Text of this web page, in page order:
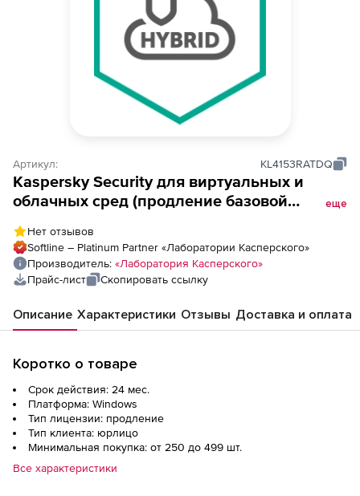
Артикул: KL4153RATDQ
Kaspersky Security для виртуальных и
облачных сред (продление базовой
академических учреждений), Электронная
лицензия на 2 года по количеству
виртуальных рабочих станций
еще
Нет отзывов
Softline – Platinum Partner «Лаборатории Касперского»
Производитель: «Лаборатория Касперского»
Прайс-лист
Скопировать ссылку
Описание Характеристики Отзывы Доставка и оплата
Коротко о товаре
Срок действия: 24 мес.
Платформа: Windows
Тип лицензии: продление
Тип клиента: юрлицо
Минимальная покупка: от 250 до 499 шт.
Все характеристики